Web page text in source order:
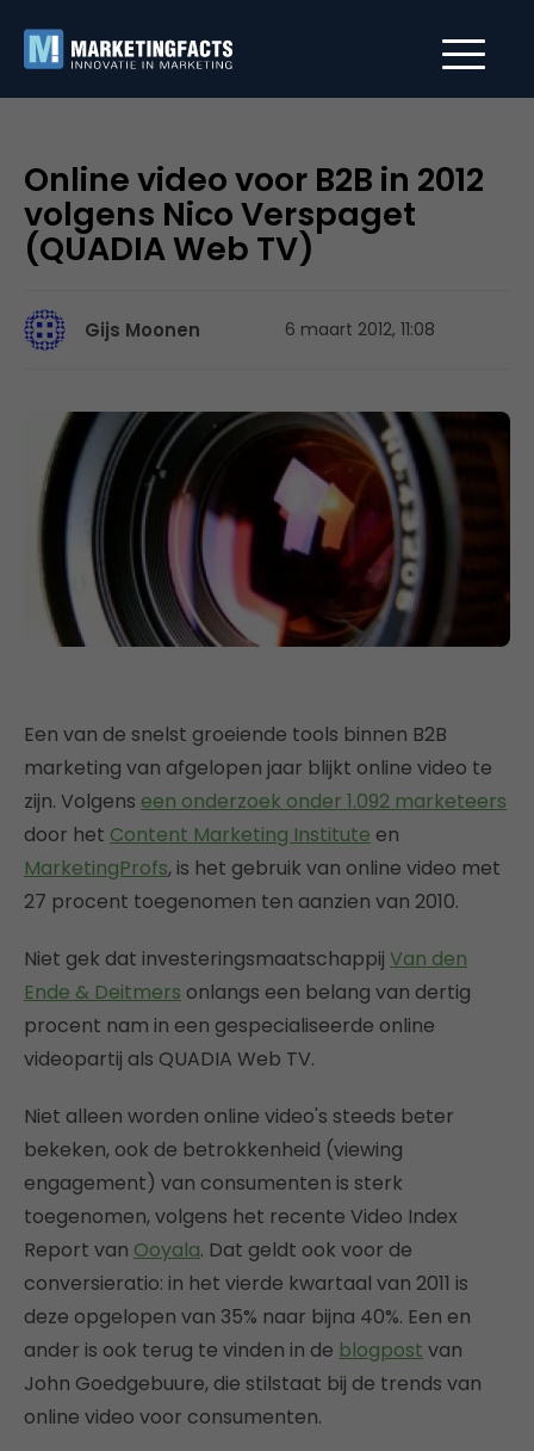
Online video voor B2B in 2012
volgens Nico Verspaget
(QUADIA Web TV)
Gijs Moonen 6 maart 2012, 11:08
Een van de snelst groeiende tools binnen B2B
marketing van afgelopen jaar blijkt online video te
zijn. Volgens een onderzoek onder 1.092 marketeers
door het Content Marketing Institute en
MarketingProfs, is het gebruik van online video met
27 procent toegenomen ten aanzien van 2010.
Niet gek dat investeringsmaatschappij Van den
Ende & Deitmers onlangs een belang van dertig
procent nam in een gespecialiseerde online
videopartij als QUADIA Web TV.
Niet alleen worden online video's steeds beter
bekeken, ook de betrokkenheid (viewing
engagement) van consumenten is sterk
toegenomen, volgens het recente Video Index
Report van Ooyala. Dat geldt ook voor de
conversieratio: in het vierde kwartaal van 2011 is
deze opgelopen van 35% naar bijna 40%. Een en
ander is ook terug te vinden in de blogpost van
John Goedgebuure, die stilstaat bij de trends van
online video voor consumenten.